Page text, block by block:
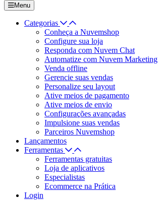
Menu
Categorias
Conheça a Nuvemshop
Configure sua loja
Responda com Nuvem Chat
Automatize com Nuvem Marketing
Venda offline
Gerencie suas vendas
Personalize seu layout
Ative meios de pagamento
Ative meios de envio
Configurações avançadas
Impulsione suas vendas
Parceiros Nuvemshop
Lançamentos
Ferramentas
Ferramentas gratuitas
Loja de aplicativos
Especialistas
Ecommerce na Prática
Login